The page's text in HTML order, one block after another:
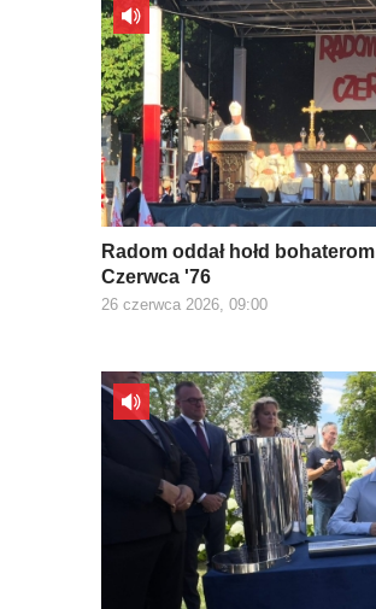
Radom oddał hołd bohaterom
Czerwca '76
26 czerwca 2026, 09:00